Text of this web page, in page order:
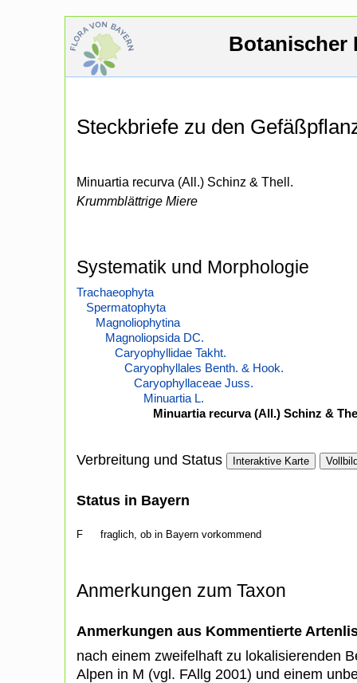
Botanischer
Steckbriefe zu den
Minuartia recurva (All.) Schinz & Thell.
Krummblättrige Miere
Systematik und Morphologie
Trachaeophyta
Spermatophyta
Magnoliophytina
Magnoliopsida DC.
Caryophyllidae Takht.
Caryophyllales Benth. & Hook.
Caryophyllaceae Juss.
Minuartia L.
Minuartia recurva (All.) Schinz &
Verbreitung und Status Interaktive Karte
Status in Bayern
F fraglich, ob in Bayern vorkommend
Anmerkungen zum Taxon
Anmerkungen aus Kommentierte
nach einem zweifelhaft zu lokalisierenden
Alpen in M (vgl. FAllg 2001) und einem